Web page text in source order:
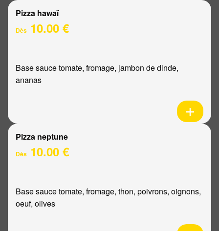
Pizza hawaï
Dès 10.00 €
Base sauce tomate, fromage, jambon de dinde,
ananas
Pizza neptune
Dès 10.00 €
Base sauce tomate, fromage, thon, poivrons, oignons,
oeuf, olives